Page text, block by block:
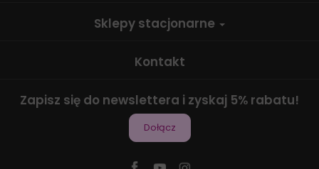
Sklepy stacjonarne
Kontakt
Zapisz się do newslettera i zyskaj 5% rabatu!
Dołącz